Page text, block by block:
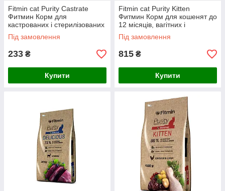
Fitmin cat Purity Castrate
Фитмин Корм для
кастрованих і стерилізованих
кішок, 400 г
Під замовлення
233 ₴
Купити
Fitmin cat Purity Kitten
Фитмин Корм для кошенят до
12 місяців, вагітних і
годуючих кішок, 1,5 кг
Під замовлення
815 ₴
Купити